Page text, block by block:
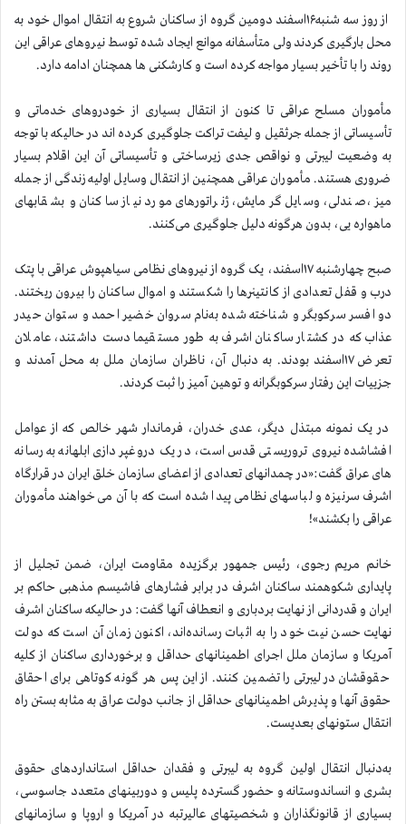
از روز سه شنبه۱۶اسفند دومین گروه از ساکنان شروع به انتقال اموال خود به
محل بارگیری کردند ولی متأسفانه موانع ایجاد شده توسط نیروهای عراقی این
روند را با تأخیر بسیار مواجه کرده است و کارشکنی ها همچنان ادامه دارد.
مأموران مسلح عراقی تا کنون از انتقال بسیاری از خودروهای خدماتی و
تأسیساتی از جمله جرثقیل و لیفت تراکت جلوگیری کرده اند در حالیکه با توجه
به وضعیت لیبرتی و نواقص جدی زیرساختی و تأسیساتی آن این اقلام بسیار
ضروری هستند. مأموران عراقی همچنین از انتقال وسایل اولیه زندگی از جمله
میز ،صندلی، وسایل گرمایش، ژنراتورهای مورد نیاز ساکنان و بشقابهای
ماهواره یی، بدون هرگونه دلیل جلوگیری می‌کنند.
صبح چهارشنبه ۱۷اسفند، یک گروه از نیروهای نظامی سیاهپوش عراقی با پتک
درب و قفل تعدادی از کانتینرها را شکستند و اموال ساکنان را بیرون ریختند.
دو افسر سرکوبگر و شناخته شده به‌نام سروان خضیر احمد و ستوان حیدر
عذاب که در کشتار ساکنان اشرف به طور مستقیما دست داشتند، عاملان
تعرض ۱۷اسفند بودند. به دنبال آن، ناظران سازمان ملل به محل آمدند و
جزییات این رفتار سرکوبگرانه و توهین آمیز را ثبت کردند.
در یک نمونه مبتذل دیگر، عدی خدران، فرماندار شهر خالص که از عوامل
افشاشده نیروی تروریستی قدس است، در یک دروغپردازی ابلهانه به رسانه
های عراق گفت:«در چمدانهای تعدادی از اعضای سازمان خلق ایران در قرارگاه
اشرف سرنیزه و لباسهای نظامی پیدا شده است که با آن می‌خواهند مأموران
عراقی را بکشند»!
خانم مریم رجوی، رئیس جمهور برگزیده مقاومت ایران، ضمن تجلیل از
پایداری شکوهمند ساکنان اشرف در برابر فشارهای فاشیسم مذهبی حاکم بر
ایران و قدردانی از نهایت بردباری و انعطاف آنها گفت: در حالیکه ساکنان اشرف
نهایت حسن نیت خود را به اثبات رسانده‌اند، اکنون زمان آن است که دولت
آمریکا و سازمان ملل اجرای اطمینانهای حداقل و برخورداری ساکنان از کلیه
حقوقشان در لیبرتی را تضمین کنند. از این پس هر گونه کوتاهی برای احقاق
حقوق آنها و پذیرش اطمینانهای حداقل از جانب دولت عراق به مثابه بستن راه
انتقال ستونهای بعدیست.
به‌دنبال انتقال اولین گروه به لیبرتی و فقدان حداقل استانداردهای حقوق
بشری و انساندوستانه و حضور گسترده پلیس و دوربینهای متعدد جاسوسی،
بسیاری از قانونگذاران و شخصیتهای عالیرتبه در آمریکا و اروپا و سازمانهای